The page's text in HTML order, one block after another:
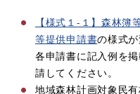
【様式１-１】森林簿
等提供申請書の様式が
各申請書に記入例を
請してください。​
地域森林計画対象民有